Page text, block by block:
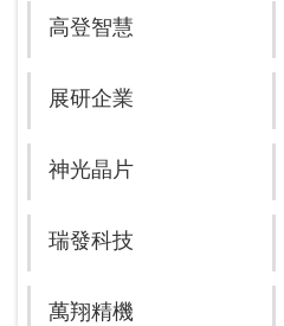
高登智慧
展研企業
神光晶片
瑞發科技
萬翔精機